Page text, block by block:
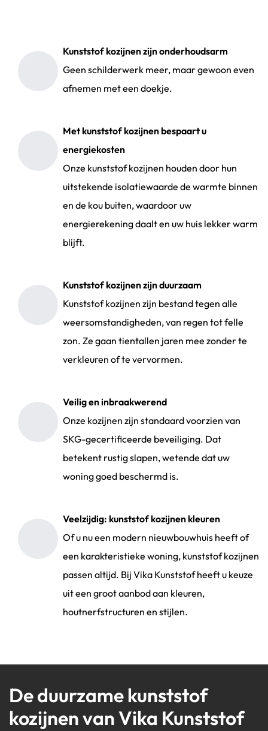
Kunststof kozijnen zijn onderhoudsarm
Geen schilderwerk meer, maar gewoon even
afnemen met een doekje.
Met kunststof kozijnen bespaart u
energiekosten
Onze kunststof kozijnen houden door hun
uitstekende isolatiewaarde de warmte binnen
en de kou buiten, waardoor uw
energierekening daalt en uw huis lekker warm
blijft.
Kunststof kozijnen zijn duurzaam
Kunststof kozijnen zijn bestand tegen alle
weersomstandigheden, van regen tot felle
zon. Ze gaan tientallen jaren mee zonder te
verkleuren of te vervormen.
Veilig en inbraakwerend
Onze kozijnen zijn standaard voorzien van
SKG-gecertificeerde beveiliging. Dat
betekent rustig slapen, wetende dat uw
woning goed beschermd is.
Veelzijdig: kunststof kozijnen kleuren
Of u nu een modern nieuwbouwhuis heeft of
een karakteristieke woning, kunststof kozijnen
passen altijd. Bij Vika Kunststof heeft u keuze
uit een groot aanbod aan kleuren,
houtnerfstructuren en stijlen.
De duurzame kunststof
kozijnen van Vika Kunststof